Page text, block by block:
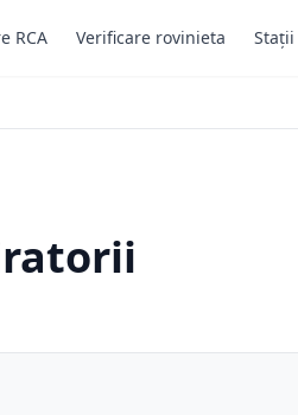
RCA Verificare rovinieta Stații